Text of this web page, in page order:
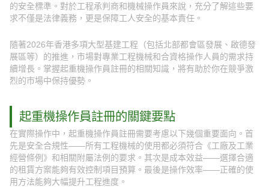
的安全標準。對於工程承判商和機械操作員來說，充分了解這些要
求不僅是法律義務，更是保障工人安全的基本責任。
隨著2026年香港多項大型基建工程（包括北部都會區發展、啟德發
展區等）的推進，市場對專業工程機械和合資格操作人員的需求持
續增長。掌握起重機操作員註冊的相關知識，將有助於你在競爭激
烈的市場中保持優勢。
起重機操作員註冊的關鍵要點
在實際操作中，起重機操作員註冊需要考慮以下幾個重要面向。首
先是安全合規性——所有工程機械的使用都必須符合《工廠及工業
經營條例》和相關附屬法例的要求。其次是成本效益——選擇合適
的租賃方案能夠有效控制項目預算。最後是操作效率——正確的使
用方法能夠大幅提升工程進度。